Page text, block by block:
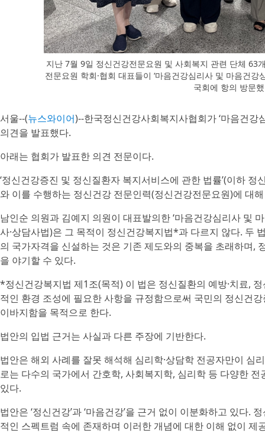
지난 7월 9일 정신건강전문요원 및 사회복지 관련 단체 63
전문요원 학회·협회 대표들이 ‘마음건강심리사 및 마음건
국회에 항의 방문
서울--(뉴스와이어)--한국정신건강사회복지사협회가 ‘마음건
의견을 발표했다.
아래는 협회가 발표한 의견 전문이다.
‘정신건강증진 및 정신질환자 복지서비스에 관한 법률’(이하
와 이를 수행하는 정신건강 전문인력(정신건강전문요원)에 대
남인순 의원과 김예지 의원이 대표발의한 ‘마음건강심리사 및
사·상담사법)은 그 목적이 정신건강복지법*과 다르지 않다. 두
의 국가자격을 신설하는 것은 기존 제도와의 중복을 초래하며,
을 야기할 수 있다.
*정신건강복지법 제1조(목적) 이 법은 정신질환의 예방·치료,
적인 환경 조성에 필요한 사항을 규정함으로써 국민의 정신건
이바지함을 목적으로 한다.
법안의 입법 근거는 사실과 다른 주장에 기반한다.
법안은 해외 사례를 잘못 해석해 심리학·상담학 전공자만이 심
로는 다수의 국가에서 간호학, 사회복지학, 심리학 등 다양한
있다.
법안은 ‘정신건강’과 ‘마음건강’을 근거 없이 이분화하고 있다.
적인 스펙트럼 속에 존재하며 이러한 개념에 대한 이해 없이